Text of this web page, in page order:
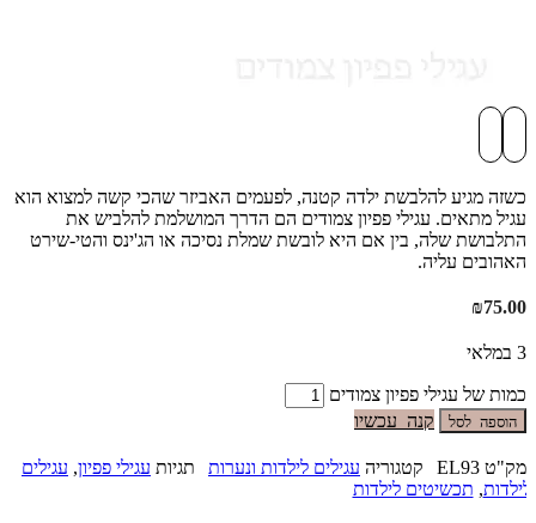
כשזה מגיע להלבשת ילדה קטנה, לפעמים האביזר שהכי קשה למצוא הוא
עגיל מתאים. עגילי פפיון צמודים הם הדרך המושלמת להלביש את
התלבושת שלה, בין אם היא לובשת שמלת נסיכה או הג'ינס והטי-שירט
האהובים עליה.
₪75.00
3 במלאי
כמות של עגילי פפיון צמודים
הוספה לסל קנה עכשיו
מק"ט EL93 קטגוריה עגילים לילדות ונערות תגיות עגילי פפיון, עגילים
לילדות, תכשיטים לילדות